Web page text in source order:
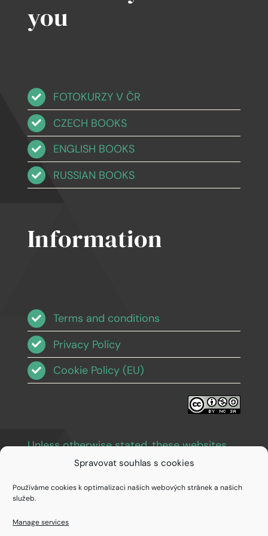
Spravovat souhlas s cookies
Používáme cookies k optimalizaci našich webových stránek a našich
služeb.
Manage services
you
FOTOKURZY V ČR
CZECH BOOKS
ENGLISH BOOKS
RUSSIAN BOOKS
Information
Terms and conditions
Privacy Policy
Cookie Policy (EU)
Unless otherwise stated, these websites
and images are licensed under Creative